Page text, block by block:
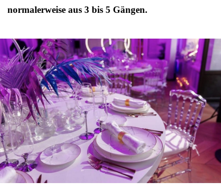
normalerweise aus 3 bis 5 Gängen.